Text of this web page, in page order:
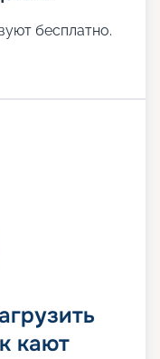
бесплатно.
кают